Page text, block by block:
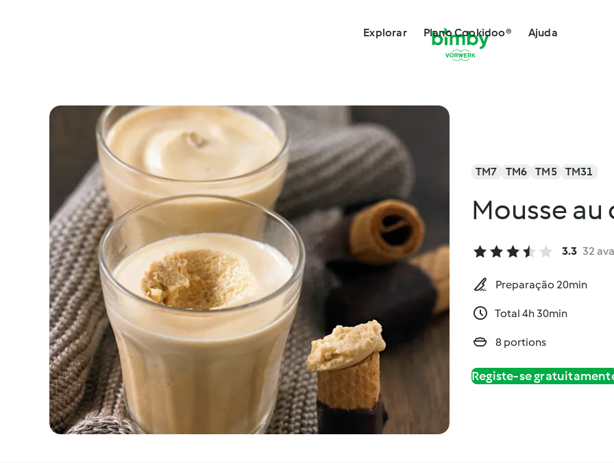
Explorar Plano Cookidoo® Ajuda
TM7 TM6 TM5 TM31
Mousse au
3.3 32
Preparação 20min
Total 4h 30min
8 portions
Registe-se